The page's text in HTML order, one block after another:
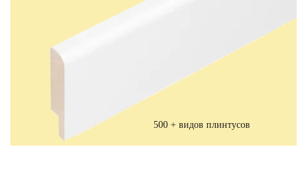
500 + видов плинтусов